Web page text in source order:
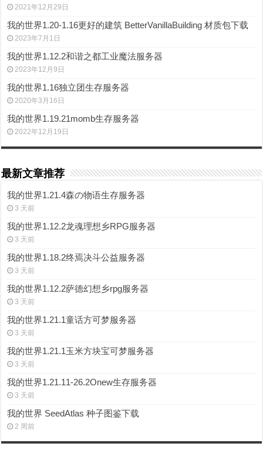
2021年12月29日
我的世界1.20-1.16更好的建筑 BetterVanillaBuilding 材质包下载
2023年7月1日
我的世界1.12.2和谐之都工业魔法服务器
2023年12月9日
我的世界1.16独立团生存服务器
2020年3月16日
我的世界1.19.21momb生存服务器
2022年12月19日
最新文章推荐
我的世界1.21.4森の物语生存服务器
3 天前
我的世界1.12.2龙魂理想乡RPG服务器
3 天前
我的世界1.18.2终焉决斗公益服务器
3 天前
我的世界1.12.2萨德幻想乡rpg服务器
3 天前
我的世界1.21.1童话方可梦服务器
3 天前
我的世界1.21.1玉米方块宝可梦服务器
3 天前
我的世界1.21.11-26.2Onew生存服务器
3 天前
我的世界 SeedAtlas 种子图鉴下载
2 周前